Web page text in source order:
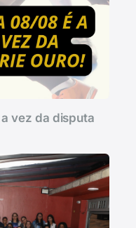
vez da disputa